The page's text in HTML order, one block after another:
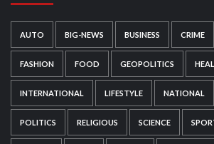
AUTO BIG-NEWS BUSINESS CRIME
FASHION FOOD GEOPOLITICS
INTERNATIONAL LIFESTYLE NATIONAL
POLITICS RELIGIOUS SCIENCE